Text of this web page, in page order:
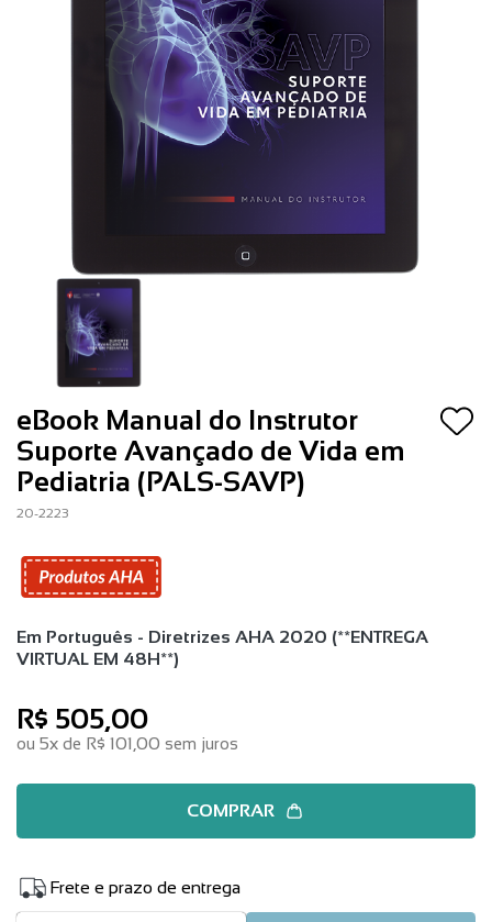
eBook Manual do Instrutor
Suporte Avançado de Vida em
Pediatria (PALS-SAVP)
20-2223
Em Português - Diretrizes AHA 2020 (**ENTREGA
VIRTUAL EM 48H**)
R$ 505,00
ou 5x de R$ 101,00 sem juros
COMPRAR
Frete e prazo de entrega